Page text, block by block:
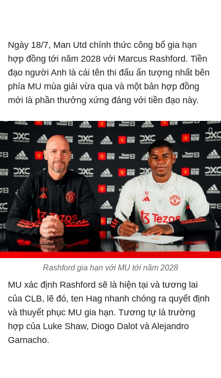
Ngày 18/7, Man Utd chính thức công bố gia hạn
hợp đồng tới năm 2028 với Marcus Rashford. Tiền
đạo người Anh là cái tên thi đấu ấn tượng nhất bên
phía MU mùa giải vừa qua và một bản hợp đồng
mới là phần thưởng xứng đáng với tiền đạo này.
Rashford gia hạn với MU tới năm 2028
MU xác định Rashford sẽ là hiện tại và tương lai
của CLB, lẽ đó, ten Hag nhanh chóng ra quyết định
và thuyết phục MU gia hạn. Tương tự là trường
hợp của Luke Shaw, Diogo Dalot và Alejandro
Garnacho.